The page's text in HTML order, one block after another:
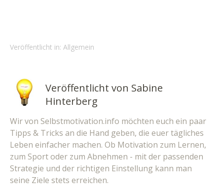
Veröffentlicht in: Allgemein
Veröffentlicht von Sabine
Hinterberg
Wir von Selbstmotivation.info möchten euch ein paar
Tipps & Tricks an die Hand geben, die euer tägliches
Leben einfacher machen. Ob Motivation zum Lernen,
zum Sport oder zum Abnehmen - mit der passenden
Strategie und der richtigen Einstellung kann man
seine Ziele stets erreichen.